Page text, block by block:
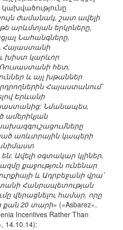
կախվածությունը
ժամանակ, շատ ավելի
արևմտյան երկրները,
Նահանգները,
Հայաստանի
խիստ կարևոր
Ռուսաստանի հետ,
և այլ խթաններ
Հայաստանում՝
Երևանի
Նմանապես,
ամերիկյան
առևտրային կապերի
Ավելի օգտակար կլիներ,
քաջություն ունենար
և Ադրբեջանի վրա՝
Հանրապետության
վերացնելու համար, որը
քան 20 տարի» («Asbarez»,
Incentives Rather Than
14.10.14):